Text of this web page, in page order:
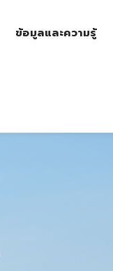
ข้อมูลและความรู้